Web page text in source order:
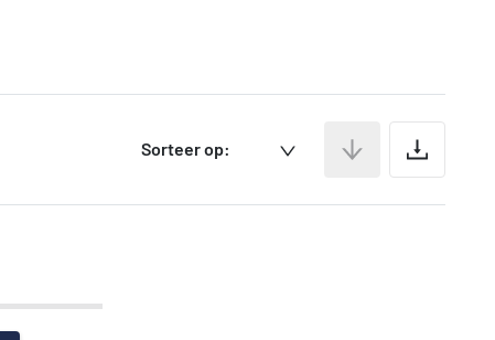
Sorteer op: